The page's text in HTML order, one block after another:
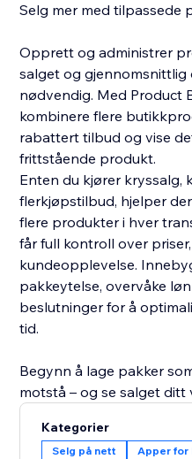
Selg mer med tilpassede
Opprett og administrer
salget og gjennomsnittlig
nødvendig. Med Product
kombinere flere
rabattert tilbud og vise
frittstående produkt.
Enten du kjører kryssalg,
flerkjøpstilbud, hjelper
flere produkter i hver
får full kontroll over
kundeopplevelse.
pakkeytelse, overvåke
beslutninger for å
tid.
Begynn å lage pakker
motstå – og se salget ditt
Kategorier
Selg på nett Apper for